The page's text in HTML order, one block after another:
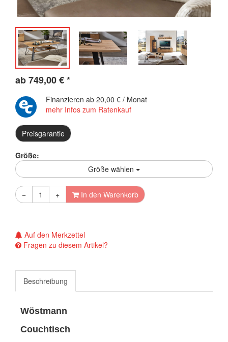
ab749,00€*
Finanzieren ab 20,00 € / Monat
mehr Infos zum Ratenkauf
Preisgarantie
Größe:
Größe wählen
− + In den Warenkorb
Auf den Merkzettel
Fragen zu diesem Artikel?
Beschreibung
Wöstmann
Couchtisch